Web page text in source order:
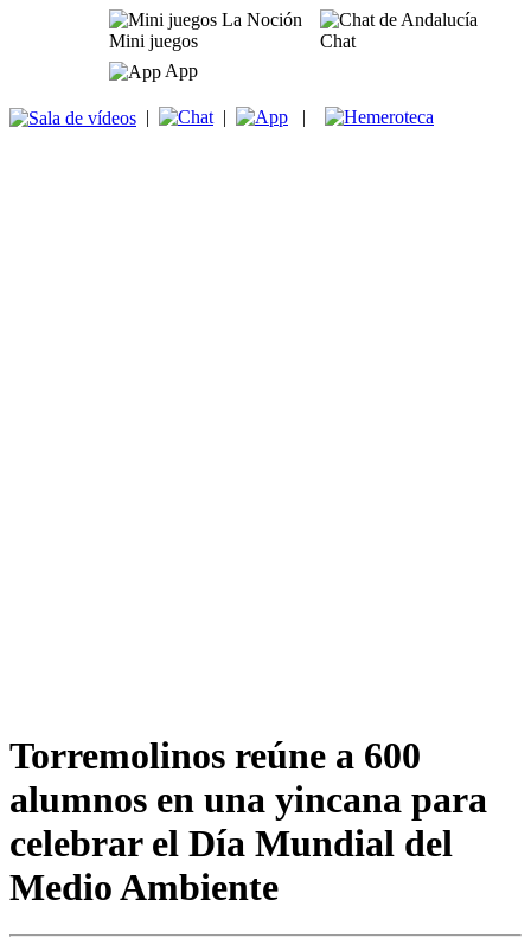
Mini juegos
Chat
App
| | |
Torremolinos reúne a 600
alumnos en una yincana para
celebrar el Día Mundial del
Medio Ambiente